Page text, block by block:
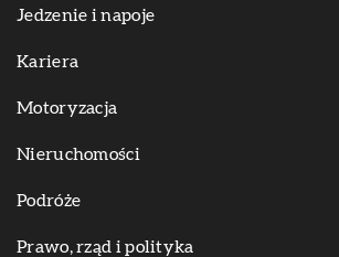
Jedzenie i napoje
Kariera
Motoryzacja
Nieruchomości
Podróże
Prawo, rząd i polityka